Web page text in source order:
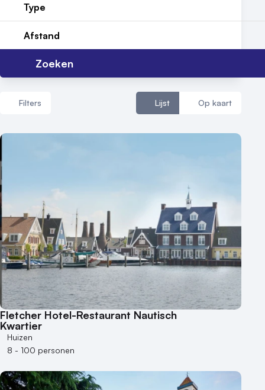
Reviews (5⭐️)
Contact
Type
Afstand
Zoeken
Filters Lijst Op kaart
6 - 10 zalen
10 of meer zalen
Aantal personen
1 - 50 personen
50 - 100 personen
100 - 250 personen
250 - 500 personen
500+ personen
Bijzondere locaties
Buitenlocatie
Groene locatie
Fletcher Hotel-Restaurant Nautisch
Kwartier
Huizen
8 - 100 personen